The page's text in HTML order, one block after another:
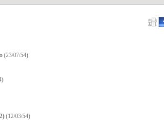
(23/07/54)
(12/03/54)